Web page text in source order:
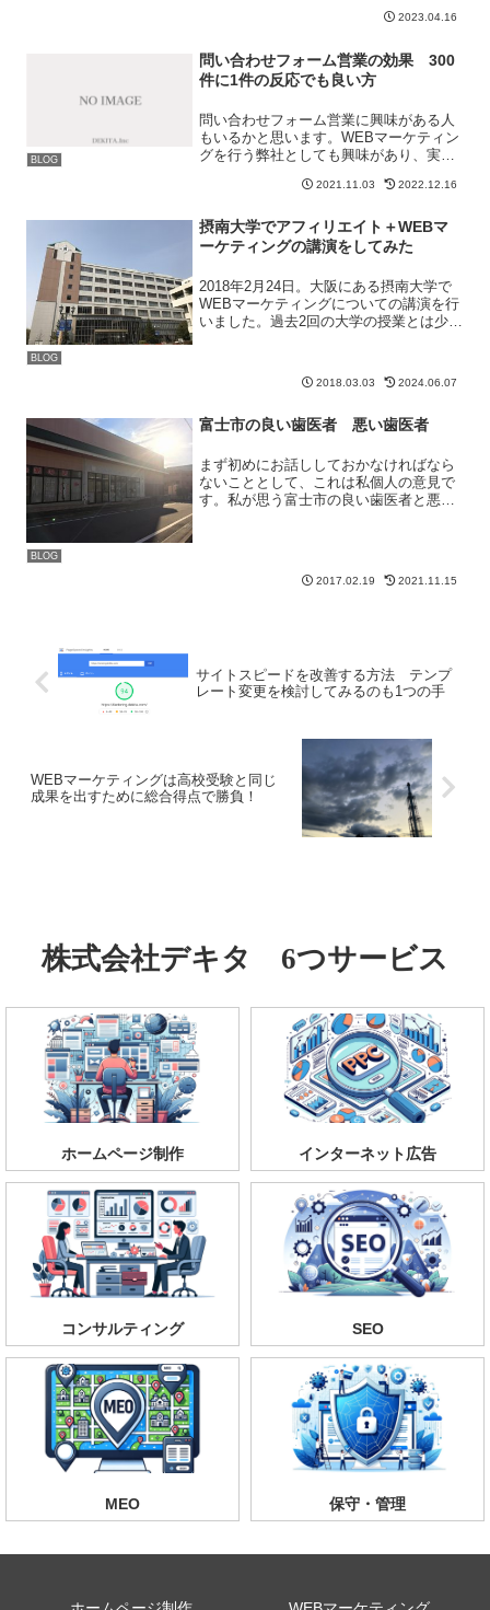
ら数十年、そして数百年、IT技術はさら
えるためです。WEB...
2023.04.16
BLOG
問い合わせフォーム営業の効果 300
件に1件の反応でも良い方
問い合わせフォーム営業に興味がある人
もいるかと思います。WEBマーケティン
グを行う弊社としても興味があり、実際
てみたいと思っていました。そこである
とに。結果としていえる...
2021.11.03 2022.12.16
BLOG
摂南大学でアフィリエイト＋WEBマ
ーケティングの講演をしてみた
2018年2月24日。大阪にある摂南大学で
WEBマーケティングについての講演を行
いました。過去2回の大学の授業とは少し
学でアフィリエイターが講師として授業
2018.03.03 2024.06.07
BLOG
富士市の良い歯医者 悪い歯医者
まず初めにお話ししておかなければなら
ないこととして、これは私個人の意見で
す。私が思う富士市の良い歯医者と悪い
2017.02.19 2021.11.15
サイトスピードを改善する方法 テンプ
レート変更を検討してみるのも1つの手
WEBマーケティングは高校受験と同じ
成果を出すために総合得点で勝負！
株式会社デキタ 6つサービス
ホームページ制作 インターネット広告
コンサルティング SEO
MEO 保守・管理